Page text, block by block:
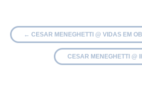
← CESAR MENEGHETTI @ VIDAS EM
CESAR MENEGHETTI @